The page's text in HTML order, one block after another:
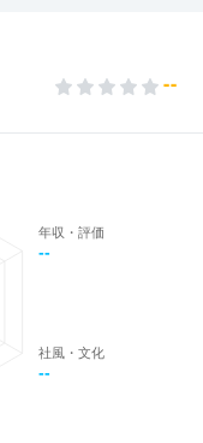
--
年収・評価
--
社風・文化
--